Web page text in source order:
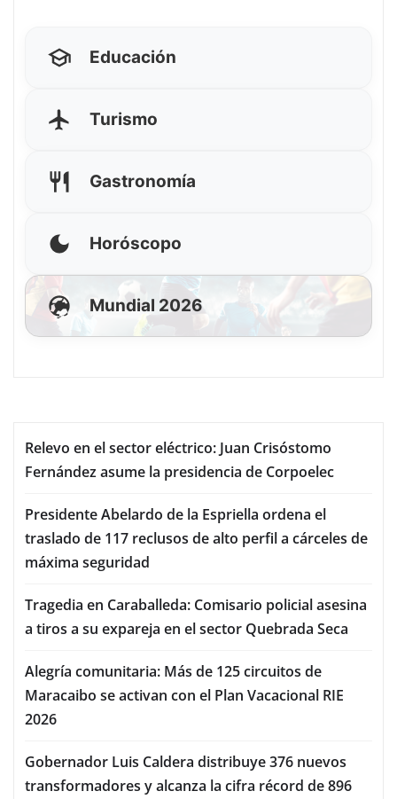
Educación
Turismo
Gastronomía
Horóscopo
Mundial 2026
Relevo en el sector eléctrico: Juan Crisóstomo
Fernández asume la presidencia de Corpoelec
Presidente Abelardo de la Espriella ordena el
traslado de 117 reclusos de alto perfil a cárceles de
máxima seguridad
Tragedia en Caraballeda: Comisario policial asesina
a tiros a su expareja en el sector Quebrada Seca
Alegría comunitaria: Más de 125 circuitos de
Maracaibo se activan con el Plan Vacacional RIE
2026
Gobernador Luis Caldera distribuye 376 nuevos
transformadores y alcanza la cifra récord de 896